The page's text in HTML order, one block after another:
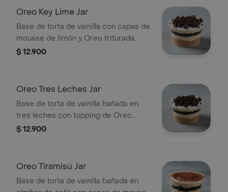
Oreo Key Lime Jar
Base de torta de vainilla con capas de
mousse de limón y Oreo triturada.
$ 12.900
Oreo Tres Leches Jar
Base de torta de vainilla bañada en
tres leches con topping de Oreo
triturada.
$ 12.900
Oreo Tiramisú Jar
Base de torta de vainilla bañada en